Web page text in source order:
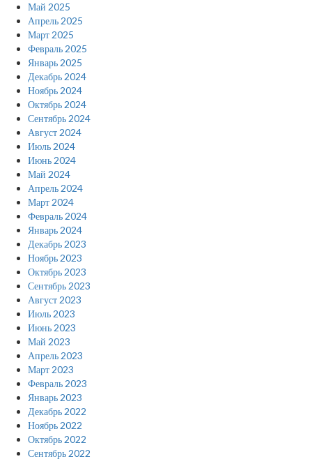
Май 2025
Апрель 2025
Март 2025
Февраль 2025
Январь 2025
Декабрь 2024
Ноябрь 2024
Октябрь 2024
Сентябрь 2024
Август 2024
Июль 2024
Июнь 2024
Май 2024
Апрель 2024
Март 2024
Февраль 2024
Январь 2024
Декабрь 2023
Ноябрь 2023
Октябрь 2023
Сентябрь 2023
Август 2023
Июль 2023
Июнь 2023
Май 2023
Апрель 2023
Март 2023
Февраль 2023
Январь 2023
Декабрь 2022
Ноябрь 2022
Октябрь 2022
Сентябрь 2022